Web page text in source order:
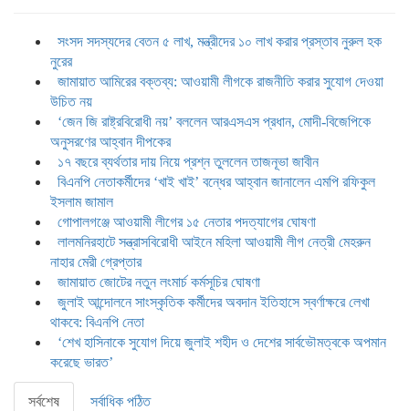
সংসদ সদস্যদের বেতন ৫ লাখ, মন্ত্রীদের ১০ লাখ করার প্রস্তাব নুরুল হক
নুরের
জামায়াত আমিরের বক্তব্য: আওয়ামী লীগকে রাজনীতি করার সুযোগ দেওয়া
উচিত নয়
‘জেন জি রাষ্ট্রবিরোধী নয়’ বললেন আরএসএস প্রধান, মোদী-বিজেপিকে
অনুসরণের আহ্বান দীপকের
১৭ বছরে ব্যর্থতার দায় নিয়ে প্রশ্ন তুললেন তাজনূভা জাবীন
বিএনপি নেতাকর্মীদের ‘খাই খাই’ বন্ধের আহ্বান জানালেন এমপি রফিকুল
ইসলাম জামাল
গোপালগঞ্জে আওয়ামী লীগের ১৫ নেতার পদত্যাগের ঘোষণা
লালমনিরহাটে সন্ত্রাসবিরোধী আইনে মহিলা আওয়ামী লীগ নেত্রী মেহরুন
নাহার মেরী গ্রেপ্তার
জামায়াত জোটের নতুন লংমার্চ কর্মসূচির ঘোষণা
জুলাই আন্দোলনে সাংস্কৃতিক কর্মীদের অবদান ইতিহাসে স্বর্ণাক্ষরে লেখা
থাকবে: বিএনপি নেতা
‘শেখ হাসিনাকে সুযোগ দিয়ে জুলাই শহীদ ও দেশের সার্বভৌমত্বকে অপমান
করেছে ভারত’
সর্বশেষ সর্বাধিক পঠিত